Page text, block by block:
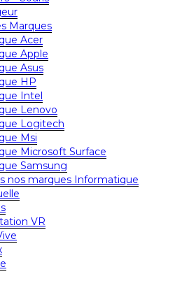
Marques
Acer
Apple
Asus
HP
Intel
Lenovo
Logitech
Msi
Microsoft Surface
Samsung
nos marques Informatique
VR